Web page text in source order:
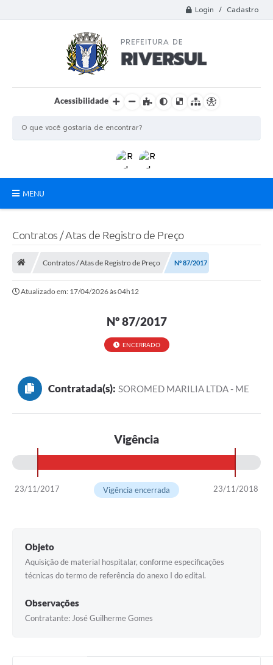
Login / Cadastro
Acessibilidade
MENU
Protocolo online
Conselhos
Editais
Plano Diretor de Tecnologia da Informação
Telefones Úteis
Sites utilitarios
Plantão Farmácias e Saúde
Coleta de exames laboratoriais
Contratos / Atas de Registro de Preço
Contratos / Atas de Registro de Preço Nº 87/2017
Atualizado em: 17/04/2026 às 04h12
Nº 87/2017
ENCERRADO
Contratada(s): SOROMED MARILIA LTDA - ME
Vigência
23/11/2017 23/11/2018
Vigência encerrada
Objeto
Aquisição de material hospitalar, conforme especificações
técnicas do termo de referência do anexo I do edital.
Observações
Contratante: José Guilherme Gomes